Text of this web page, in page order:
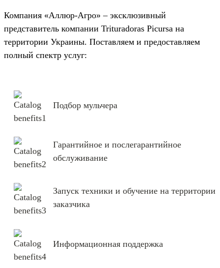
Компания «Аллюр-Агро» – эксклюзивный
представитель компании Trituradoras Picursa на
территории Украины. Поставляем и предоставляем
полный спектр услуг:
Подбор мульчера
Гарантийное и послегарантийное
обслуживание
Запуск техники и обучение на территории
заказчика
Информационная поддержка